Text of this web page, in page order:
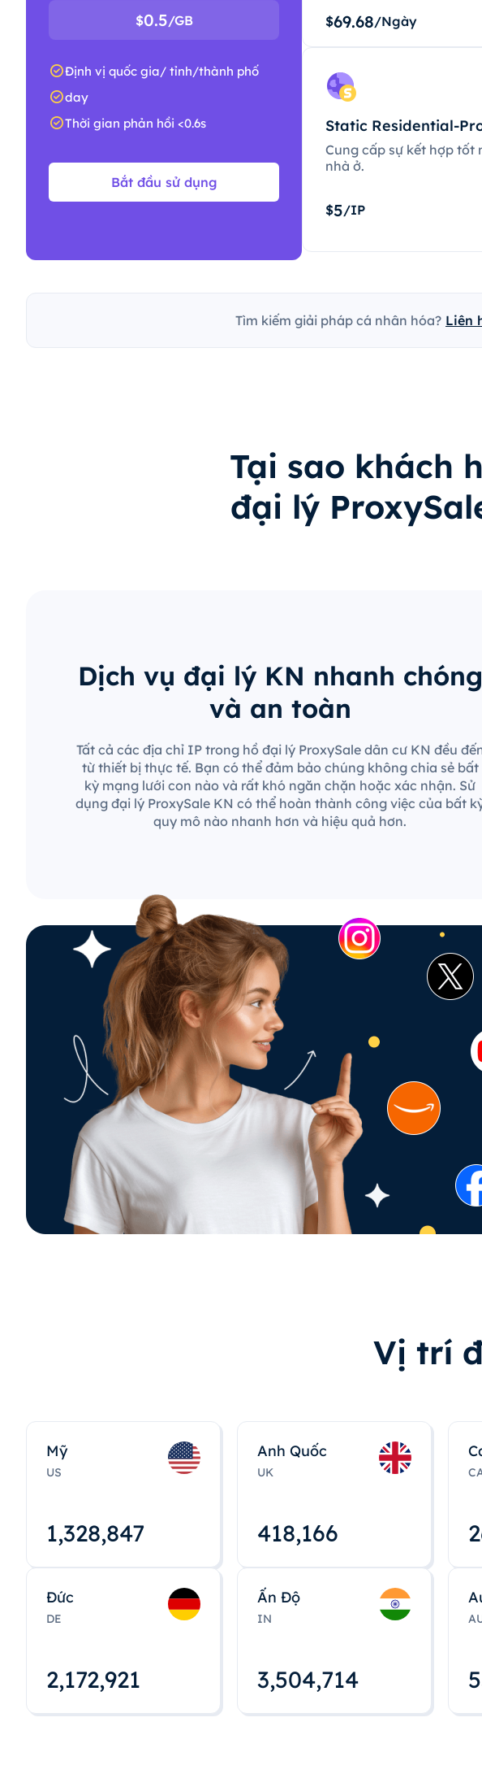
$0.5/GB
Định vị quốc gia/ tỉnh/thành phố
day
Thời gian phản hồi <0.6s
Bắt đầu sử dụng
$69.68/Ngày
Static Residential-
Cung cấp sự kết hợp tốt
nhà ở.
$5/IP
Tìm kiếm giải pháp cá nhân hóa? Liên
Tại sao khách
đại lý
Dịch vụ đại lý KN nhanh chóng
và an toàn
Tất cả các địa chỉ IP trong hồ đại lý ProxySale dân cư KN đều
từ thiết bị thực tế. Bạn có thể đảm bảo chúng không chia sẻ bất
kỳ mạng lưới con nào và rất khó ngăn chặn hoặc xác nhận. Sử
dụng đại lý ProxySale KN có thể hoàn thành công việc của bất
quy mô nào nhanh hơn và hiệu quả hơn.
Vị trí
Mỹ
US
1,328,848
Anh Quốc
UK
418,167
Đức
DE
2,172,922
Ấn Độ
IN
3,504,715